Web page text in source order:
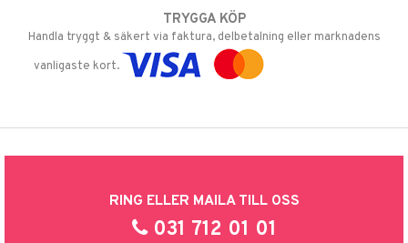
TRYGGA KÖP
Handla tryggt & säkert via faktura, delbetalning eller marknadens
vanligaste kort.
RING ELLER MAILA TILL OSS
031 712 01 01